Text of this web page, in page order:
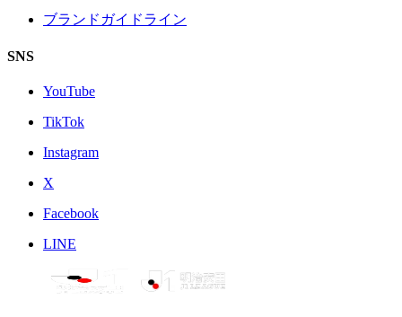
ブランドガイドライン
SNS
YouTube
TikTok
Instagram
X
Facebook
LINE